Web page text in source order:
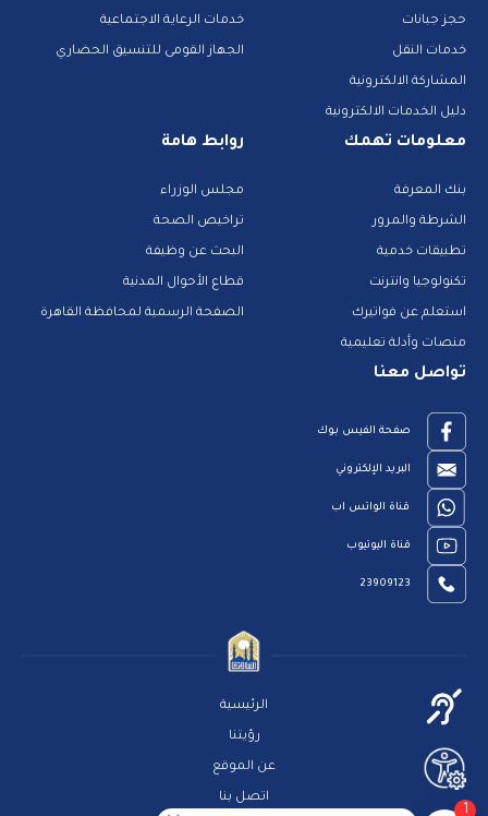
حجز جبانات
خدمات النقل
المشاركة الالكترونية
دليل الخدمات الالكترونية
خدمات الرعاية الاجتماعية
الجهاز القومى للتنسيق الحضاري
معلومات تهمك
بنك المعرفة
الشرطة والمرور
تطبيقات خدمية
تكنولوجيا وانترنت
استعلم عن فواتيرك
منصات وأدلة تعليمية
روابط هامة
مجلس الوزراء
تراخيص الصحة
البحث عن وظيفة
قطاع الأحوال المدنية
الصفحة الرسمية لمحافظة القاهرة
تواصل معنا
صفحة الفيس بوك
البريد الإلكتروني
قناة الواتس اب
قناة اليوتيوب
23909123
الرئيسية
رؤيتنا
عن الموقع
اتصل بنا
1